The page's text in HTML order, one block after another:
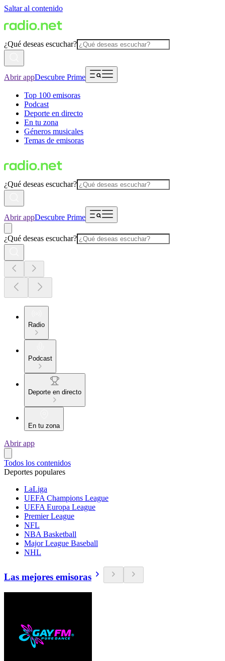
Saltar al contenido
¿Qué deseas escuchar?
Abrir appDescubre Prime
Top 100 emisoras
Podcast
Deporte en directo
En tu zona
Géneros musicales
Temas de emisoras
¿Qué deseas escuchar?
Abrir appDescubre Prime
¿Qué deseas escuchar?
Radio
Podcast
Deporte en directo
En tu zona
Abrir app
Todos los contenidos
Deportes populares
LaLiga
UEFA Champions League
UEFA Europa League
Premier League
NFL
NBA Basketball
Major League Baseball
NHL
Las mejores emisoras